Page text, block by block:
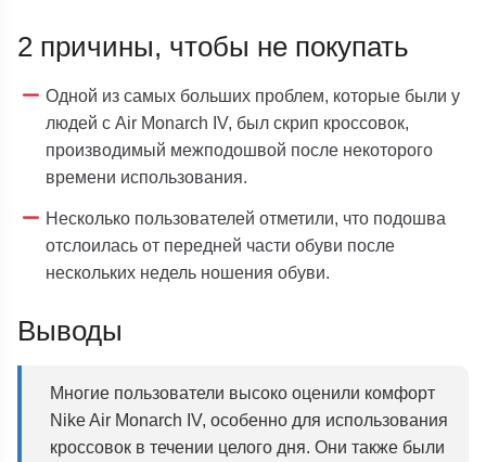
2 причины, чтобы не покупать
Одной из самых больших проблем, которые были у
людей с Air Monarch IV, был скрип кроссовок,
производимый межподошвой после некоторого
времени использования.
Несколько пользователей отметили, что подошва
отслоилась от передней части обуви после
нескольких недель ношения обуви.
Выводы
Многие пользователи высоко оценили комфорт
Nike Air Monarch IV, особенно для использования
кроссовок в течении целого дня. Они также были